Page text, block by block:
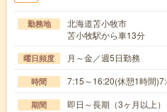
勤務地
北海道苫小牧市
苫小牧駅から車13分
曜日頻度 月～金／週5日勤務
時間 7:15～16:20(休憩1時間
期間 即日～長期（3ヶ月以上